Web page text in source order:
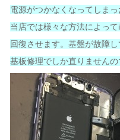
電源がつかなくなってしまっ
当店では様々な方法によっ
回復させます。基盤が故障し
基板修理でしか直りませんの